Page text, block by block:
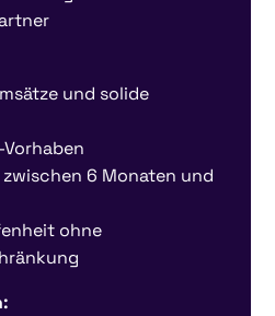
und solide
6 Monaten und
ohne